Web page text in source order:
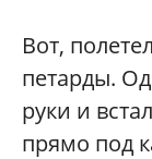
Вот,
петарды.
руки и
прямо под